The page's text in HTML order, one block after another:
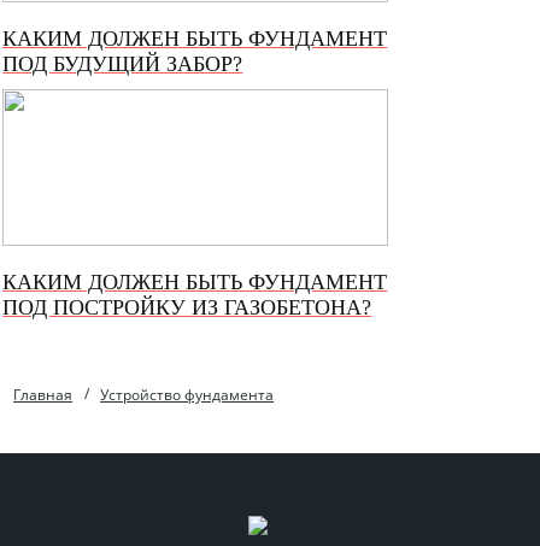
КАКИМ ДОЛЖЕН БЫТЬ ФУНДАМЕНТ
ПОД БУДУЩИЙ ЗАБОР?
КАКИМ ДОЛЖЕН БЫТЬ ФУНДАМЕНТ
ПОД ПОСТРОЙКУ ИЗ ГАЗОБЕТОНА?
Главная Устройство фундамента